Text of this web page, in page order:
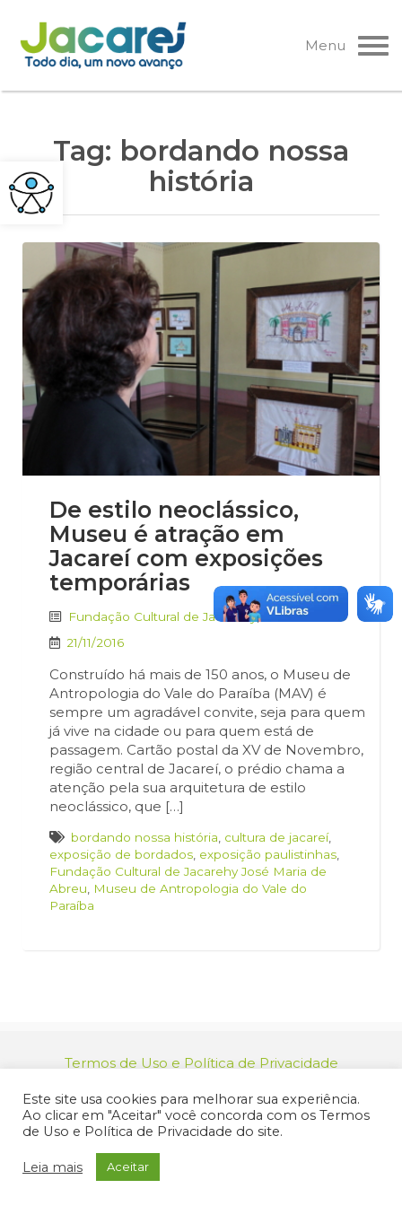
Pular
para
o
Menu
Tag: bordando nossa
história
De estilo neoclássico,
Museu é atração em
Jacareí com exposições
temporárias
Fundação Cultural de Jacarehy, Notícias
21/11/2016
Construído há mais de 150 anos, o Museu de
Antropologia do Vale do Paraíba (MAV) é
sempre um agradável convite, seja para quem
já vive na cidade ou para quem está de
passagem. Cartão postal da XV de Novembro,
região central de Jacareí, o prédio chama a
atenção pela sua arquitetura de estilo
neoclássico, que […]
bordando nossa história cultura de jacareí,
exposição de bordados exposição paulistinhas
Fundação Cultural de Jacarehy José Maria de
Abreu
Museu de Antropologia do Vale do
Paraíba
Termos de Uso e Política de Privacidade
46.694.139/0001-83 | (12) 3955-9000
Endereço: Praça dos Três Poderes, 73 - Centro -
Jacareí/SP - CEP 12327-170
Este site usa cookies para melhorar sua experiência.
Ao clicar em "Aceitar" você concorda com os Termos
de Uso e Política de Privacidade do site.
Leia mais Aceitar